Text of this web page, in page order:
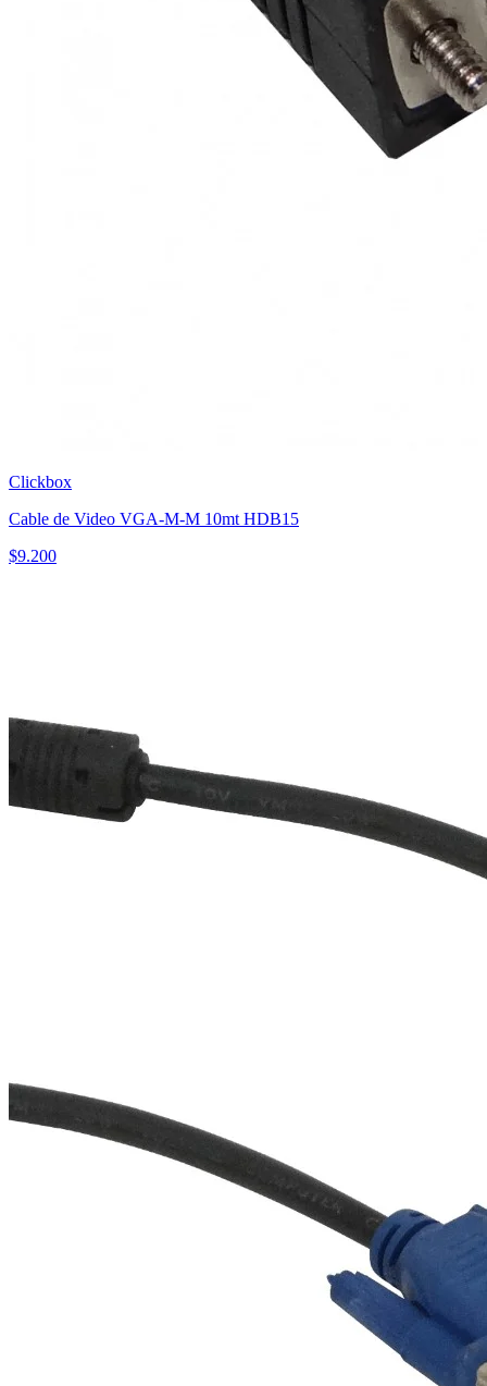
Clickbox
Cable de Video VGA-M-M 10mt HDB15
$9.200